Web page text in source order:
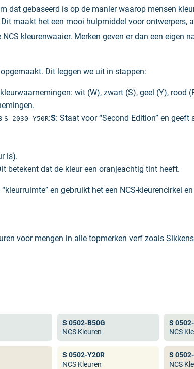
dat gebaseerd is op de manier waarop mensen
maakt het een mooi hulpmiddel voor ontwerpers,
kleurenwaaier. Merken geven er dan een eigen
Dit leggen we uit in stappen:
wit (W), zwart (S), geel (Y), rood
S 2030-Y50R:S: Staat voor “Second Edition” en
is).
betekent dat de kleur een oranjeachtig tint heeft.
en gebruikt het een NCS-kleurencirkel
voor mengen in alle topmerken verf zoals Sikkens
je altijd verzekerd bent van de juiste NCS kleur.
wel enorm populair en worden naast de verfwereld
is eenvoudig: NCS heeft geen RAL kleuren en dus
S 0502-B50G
NCS Kleuren
S
NCS
S 0502-Y20R
NCS Kleuren
S
NCS